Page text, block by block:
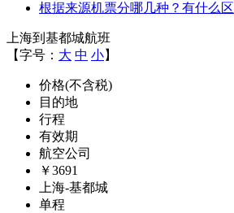
根据来源机票分哪几种？有什么区
上海到基都城航班
【字号： 大 中 小】
价格(不含税)
目的地
行程
有效期
航空公司
￥3691
上海-基都城
单程